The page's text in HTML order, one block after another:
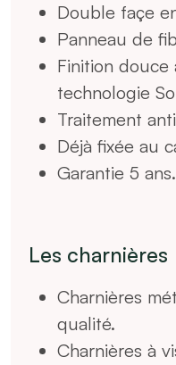
Double façe
Panneau de
Finition
technologie
Traitement
Déjà fixée au
Garantie 5 ans.
Les charnières
Charnières
qualité.
Charnières à